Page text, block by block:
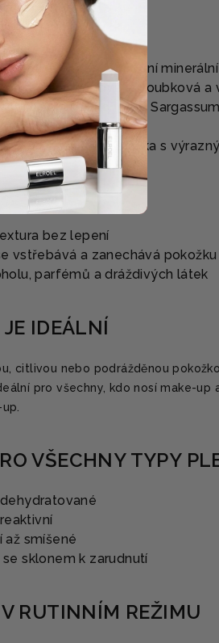
Vulgaris Water - přírodní
hyaluronové - hloubková
(Codium, Chondrus,
- protizánětlivá složka s
bez lepení
vstřebává a zanechává
parfémů a dráždivých látek
IDEÁLNÍ
citlivou nebo podrážděnou
pro všechny, kdo nosí make-
VŠECHNY TYPY
smíšené
sklonem k zarudnutí
RUTINNÍM REŽIMU